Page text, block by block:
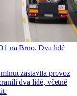
na Brno. Dva lidé
zastavila provoz
dva lidé, včetně